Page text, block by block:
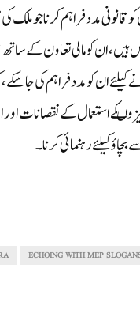
مدد فراہم کرنا جو
ان کو مالی تعاون کے ساتھ
ان کو مدد فراہم کی
استعمال کے نقصانات
کیلئے رہنمائی کرنا۔
ECHOING WITH MEP